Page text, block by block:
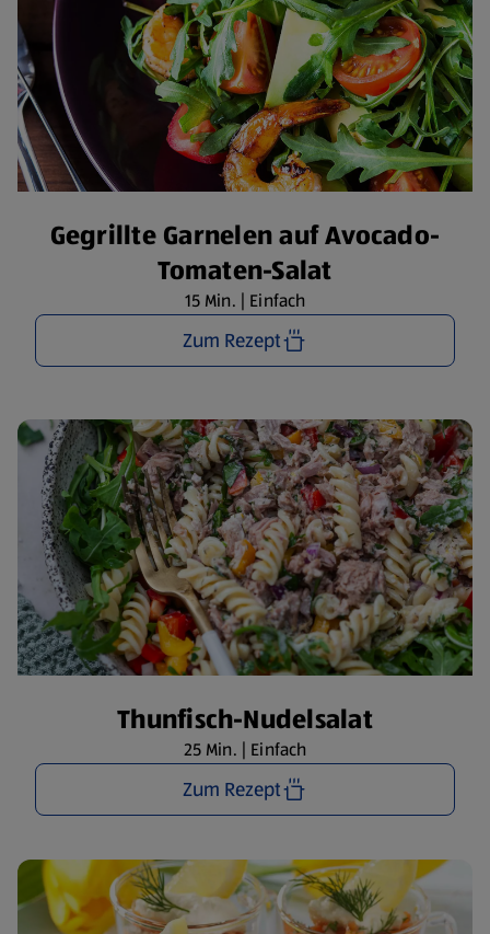
Gegrillte Garnelen auf Avocado-
Tomaten-Salat
15 Min. | Einfach
Zum Rezept
Thunfisch-Nudelsalat
25 Min. | Einfach
Zum Rezept